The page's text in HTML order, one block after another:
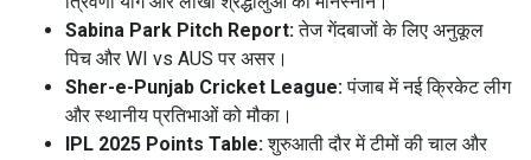
Sabina Park Pitch Report:तेज गेंदबाजों के लिए अनुकूल
पिच और WI vs AUS पर असर।
Sher-e-Punjab Cricket League:पंजाब में नई क्रिकेट लीग
और स्थानीय प्रतिभाओं को मौका।
IPL 2025 Points Table:शुरुआती दौर में टीमों की चाल और